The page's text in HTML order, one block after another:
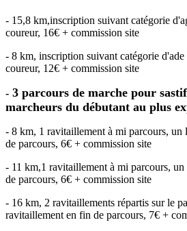
- 15,8 km,inscription suivant catégorie
coureur, 16€ + commission site
- 8 km, inscription suivant catégorie
coureur, 12€ + commission site
- 3 parcours de marche pour
marcheurs du débutant au plus
- 8 km, 1 ravitaillement à mi parcours,
de parcours, 6€ + commission site
- 11 km,1 ravitaillement à mi parcours,
de parcours, 6€ + commission site
- 16 km, 2 ravitaillements répartis sur le
ravitaillement en fin de parcours, 7€ +